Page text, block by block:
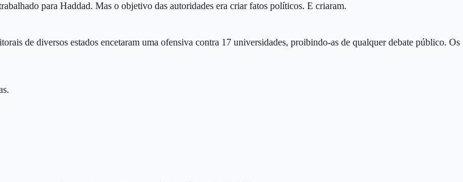
para Haddad. Mas o objetivo das autoridades era criar fatos políticos. E criaram.
de diversos estados encetaram uma ofensiva contra 17 universidades, proibindo-as de qualquer debate público. Os